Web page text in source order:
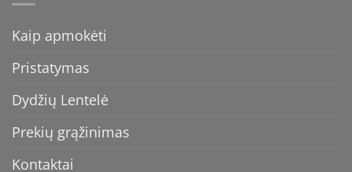
Kaip apmokėti
Pristatymas
Dydžių Lentelė
Prekių grąžinimas
Kontaktai